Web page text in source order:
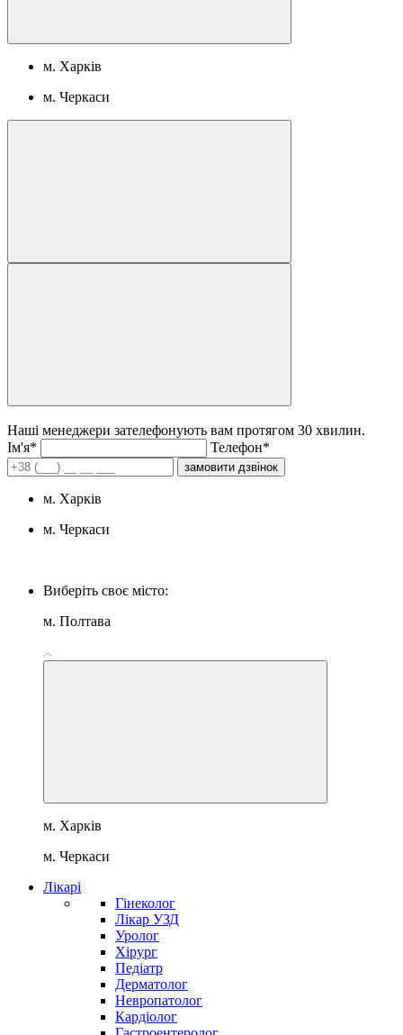
м. Харків
м. Черкаси
Наші менеджери зателефонують вам протягом 30 хвилин.
Iм'я*
Телефон*
замовити дзвінок
м. Харків
м. Черкаси
Виберіть своє місто:
м. Полтава
м. Харків
м. Черкаси
Лікарі
Гінеколог
Лікар УЗД
Уролог
Хірург
Педіатр
Дерматолог
Невропатолог
Кардіолог